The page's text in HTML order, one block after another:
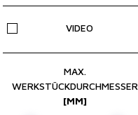
VIDEO
MAX.
WERKSTÜCKDURCHMESSER
[MM]